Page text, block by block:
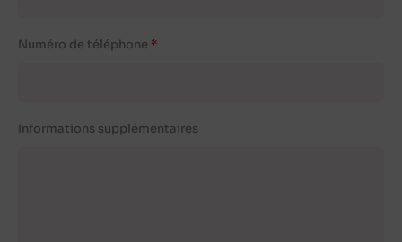
Numéro de téléphone
Informations supplémentaires